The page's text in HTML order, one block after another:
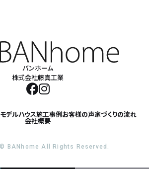
バンホーム
株式会社藤真工業
モデルハウス施工事例お客様の声家づくりの流れ
会社概要
BANhome All Rights Reserved.